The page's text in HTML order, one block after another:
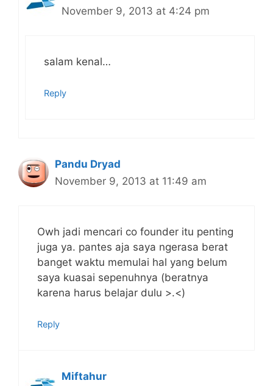
November 9, 2013 at 4:24 pm
salam kenal…
Reply
Pandu Dryad
November 9, 2013 at 11:49 am
Owh jadi mencari co founder itu penting
juga ya. pantes aja saya ngerasa berat
banget waktu memulai hal yang belum
saya kuasai sepenuhnya (beratnya
karena harus belajar dulu >.<)
Reply
Miftahur